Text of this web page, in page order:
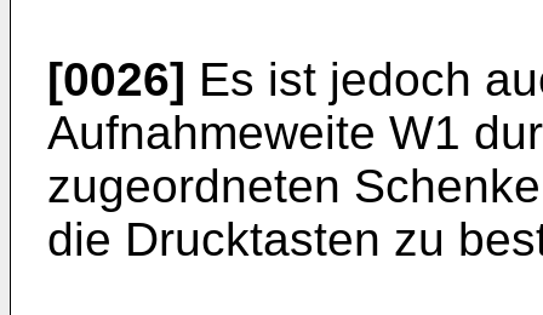
[0026] Es ist jedoch
Aufnahmeweite W1
zugeordneten
die Drucktasten zu